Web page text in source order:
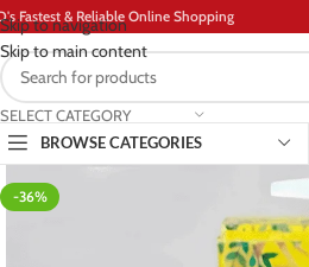
Skip to navigation
Skip to main content
Fastest & Reliable Online Shopping
SELECT CATEGORY
BROWSE CATEGORIES
-36%